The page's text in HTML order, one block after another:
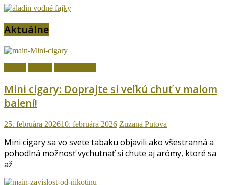
Aktuálne
Mini cigary: Doprajte si veľkú chuť v malom
balení!
25. februára 202610. februára 2026 Zuzana Putova
Mini cigary sa vo svete tabaku objavili ako všestranná a
pohodlná možnosť vychutnať si chute aj arómy, ktoré sa
až